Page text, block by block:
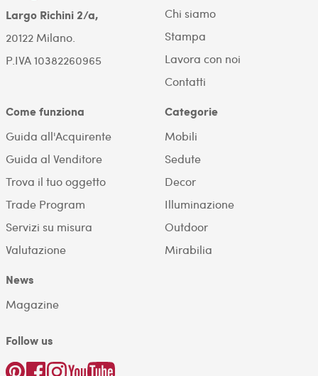
Largo Richini 2/a,
20122 Milano.
P.IVA 10382260965
Chi siamo
Stampa
Lavora con noi
Contatti
Come funziona
Guida all'Acquirente
Guida al Venditore
Trova il tuo oggetto
Trade Program
Servizi su misura
Valutazione
Categorie
Mobili
Sedute
Decor
Illuminazione
Outdoor
Mirabilia
News
Magazine
Follow us